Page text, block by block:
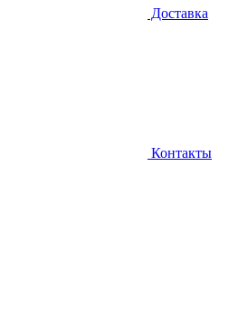
Доставка
Контакты